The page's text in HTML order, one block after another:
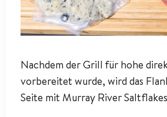
Nachdem der Grill für hohe
vorbereitet wurde, wird das
Seite mit Murray River